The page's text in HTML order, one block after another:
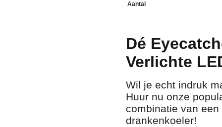
Aantal
Dé
Verlichte
Wil je echt indruk
Huur nu onze
combinatie van
drankenkoeler!